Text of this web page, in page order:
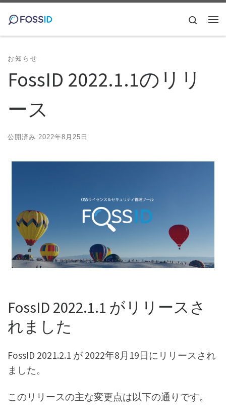
コンテンツへスキップ
Search
お知らせ
FossID 2022.1.1のリリ
ース
公開済み 2022年8月25日
FossID 2022.1.1 がリリースさ
れました
FossID 2021.2.1 が 2022年8月19日にリリースされ
ました。
このリリースの主な変更点は以下の通りです。